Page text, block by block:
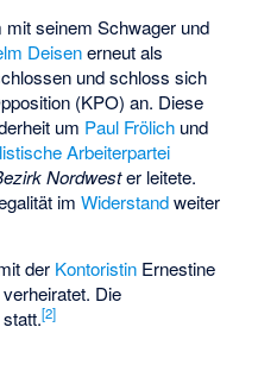
seinem Schwager und
Deisenerneut als
und schloss sich
(KPO) an. Diese
um Paul Frölich und
Arbeiterpartei
Nordwester leitete.
imWiderstandweiter
der Kontoristin Ernestine
Die
[2]